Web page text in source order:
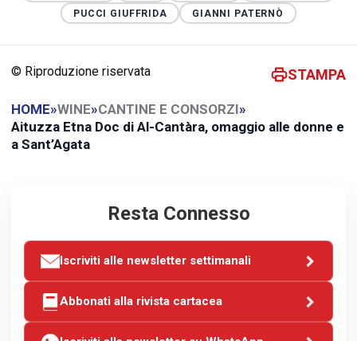
PUCCI GIUFFRIDA
GIANNI PATERNÒ
© Riproduzione riservata STAMPA
HOME»WINE»CANTINE E CONSORZI»
Aituzza Etna Doc di Al-Cantàra, omaggio alle donne e
a Sant’Agata
Resta Connesso
Iscriviti alle newsletter settimanali
Abbonati alla rivista cartacea